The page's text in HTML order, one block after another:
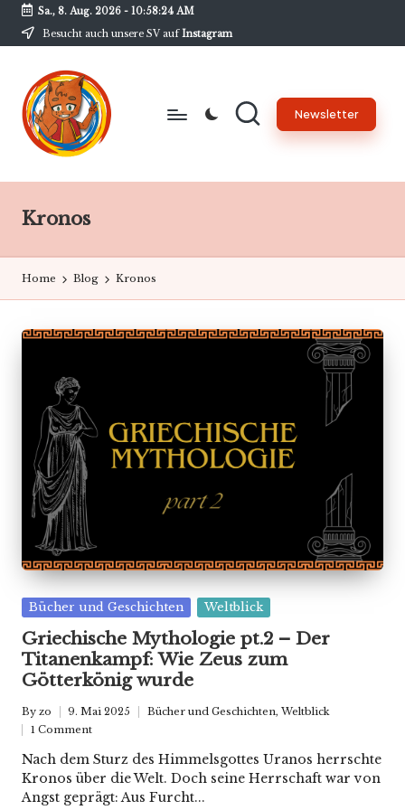
Skip
content
Sa., 8. Aug. 2026- 10:58:24 AM
Besucht auch unsere SV aufInstagram
B
w
-
N
e
am
BwG
Newsletter
Kronos
Home Blog Kronos
Posted
Bücher und Geschichten Weltblick
Griechische Mythologie pt.2 – Der
Titanenkampf: Wie Zeus zum
Götterkönig wurde
Posted
by
By zo 9. Mai 2025 Bücher und Geschichten, Weltblick
1 Comment
Nach dem Sturz des Himmelsgottes Uranos herrschte
Kronos über die Welt. Doch seine Herrschaft war von
Angst geprägt: Aus Furcht...